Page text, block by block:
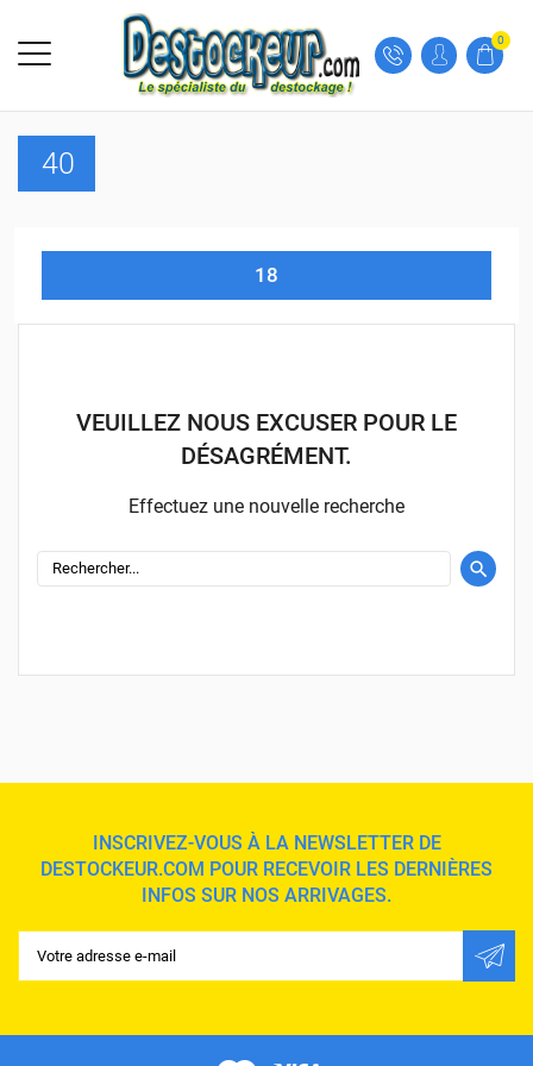
0
40
18
VEUILLEZ NOUS EXCUSER POUR LE
DÉSAGRÉMENT.
Effectuez une nouvelle recherche
INSCRIVEZ-VOUS À LA NEWSLETTER DE
DESTOCKEUR.COM POUR RECEVOIR LES DERNIÈRES
INFOS SUR NOS ARRIVAGES.